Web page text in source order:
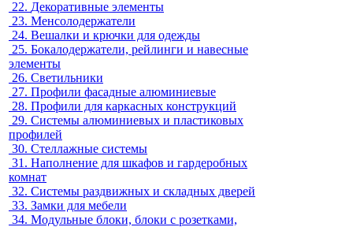
22. Декоративные элементы
23. Менсолодержатели
24. Вешалки и крючки для одежды
25. Бокалодержатели, рейлинги и навесные
элементы
26. Светильники
27. Профили фасадные алюминиевые
28. Профили для каркасных конструкций
29. Системы алюминиевых и пластиковых
профилей
30. Стеллажные системы
31. Наполнение для шкафов и гардеробных
комнат
32. Системы раздвижных и складных дверей
33. Замки для мебели
34. Модульные блоки, блоки с розетками,